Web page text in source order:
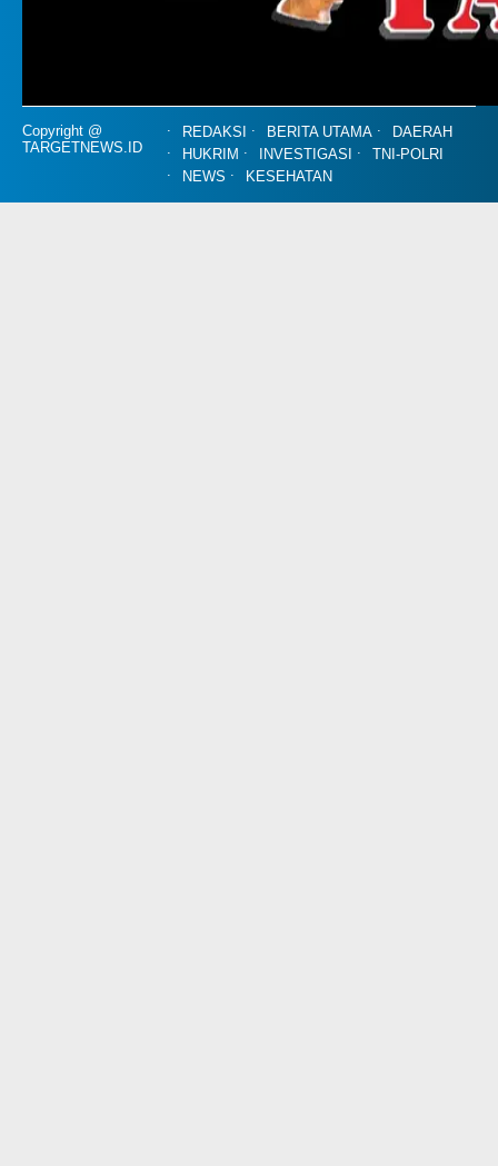
Copyright @
TARGETNEWS.ID
REDAKSI BERITA UTAMA
DAERAH
HUKRIM
INVESTIGASI
TNI-POLRI
NEWS
KESEHATAN